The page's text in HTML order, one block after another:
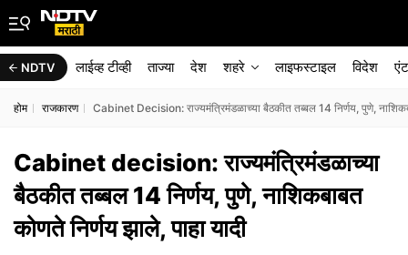
NDTV लाईव्ह टीव्ही ताज्या देश शहरे लाइफस्टाइल विदेश
होम राजकारण Cabinet Decision: राज्यमंत्रिमंडळाच्या बैठकीत तब्बल 14 निर्णय, पुणे,
Cabinet decision: राज्यमंत्रिमंडळाच्या
बैठकीत तब्बल 14 निर्णय, पुणे, नाशिकबाबत
कोणते निर्णय झाले, पाहा यादी